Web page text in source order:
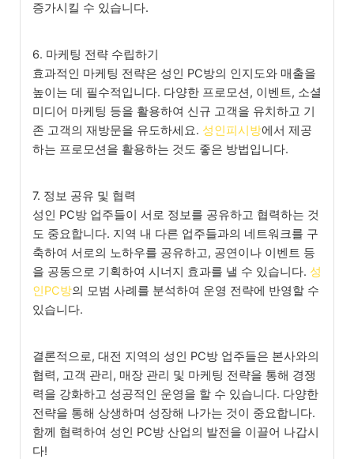
증가시킬 수 있습니다.
6. 마케팅 전략 수립하기
효과적인 마케팅 전략은 성인 PC방의 인지도와 매출을
높이는 데 필수적입니다. 다양한 프로모션, 이벤트, 소셜
미디어 마케팅 등을 활용하여 신규 고객을 유치하고 기
존 고객의 재방문을 유도하세요. 성인피시방에서 제공
하는 프로모션을 활용하는 것도 좋은 방법입니다.
7. 정보 공유 및 협력
성인 PC방 업주들이 서로 정보를 공유하고 협력하는 것
도 중요합니다. 지역 내 다른 업주들과의 네트워크를 구
축하여 서로의 노하우를 공유하고, 공연이나 이벤트 등
을 공동으로 기획하여 시너지 효과를 낼 수 있습니다. 성
인PC방의 모범 사례를 분석하여 운영 전략에 반영할 수
있습니다.
결론적으로, 대전 지역의 성인 PC방 업주들은 본사와의
협력, 고객 관리, 매장 관리 및 마케팅 전략을 통해 경쟁
력을 강화하고 성공적인 운영을 할 수 있습니다. 다양한
전략을 통해 상생하며 성장해 나가는 것이 중요합니다.
함께 협력하여 성인 PC방 산업의 발전을 이끌어 나갑시
다!